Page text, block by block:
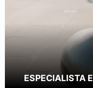
ESPECIALISTA